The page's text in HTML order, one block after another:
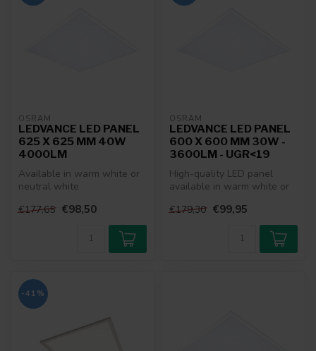
OSRAM
LEDVANCE LED PANEL
625 X 625 MM 40W
4000LM
Available in warm white or
neutral white
€177,65 €98,50
OSRAM
LEDVANCE LED PANEL
600 X 600 MM 30W -
3600LM - UGR<19
High-quality LED panel
available in warm white or
€179,30 €99,95
-41%